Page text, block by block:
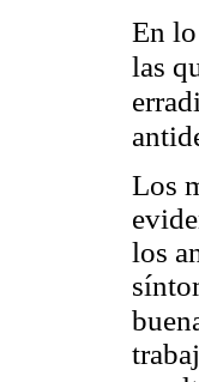
En
las
Los
los